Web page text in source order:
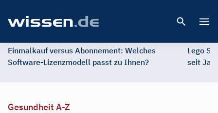
Einmalkauf versus Abonnement: Welches
Software-Lizenzmodell passt zu Ihnen?
Lego
seit
Gesundheit A-Z